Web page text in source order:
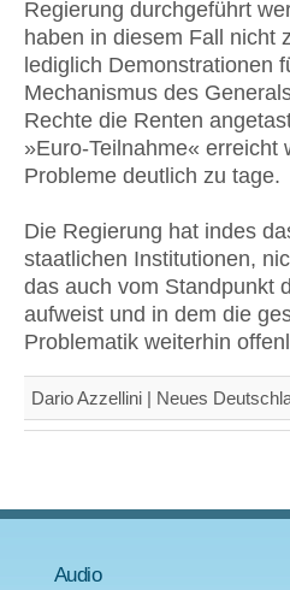
Regierung durchgeführt
haben in diesem Fall nicht
lediglich Demonstrationen
Mechanismus des
Rechte die Renten
»Euro-Teilnahme«
Probleme deutlich zu tage.
Die Regierung hat indes
staatlichen Institutionen,
das auch vom Standpunkt
aufweist und in dem die
Problematik weiterhin
Dario Azzellini | Neues
Audio